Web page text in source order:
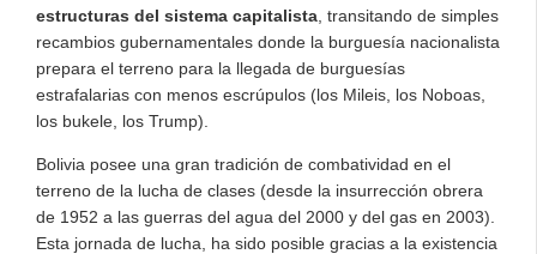
estructuras del sistema capitalista , transitando de simples
recambios gubernamentales donde la burguesía nacionalista
prepara el terreno para la llegada de burguesías
estrafalarias con menos escrúpulos (los Mileis, los Noboas,
los bukele, los Trump).
Bolivia posee una gran tradición de combatividad en el
terreno de la lucha de clases (desde la insurrección obrera
de 1952 a las guerras del agua del 2000 y del gas en 2003).
Esta jornada de lucha, ha sido posible gracias a la existencia